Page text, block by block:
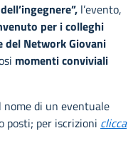
l’evento,
per i colleghi
del Network Giovani
momenti conviviali
di un eventuale
posti; per iscrizioni clicca